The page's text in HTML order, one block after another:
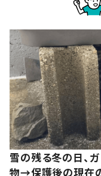
雪の残る冬の日、
物→保護後の現在